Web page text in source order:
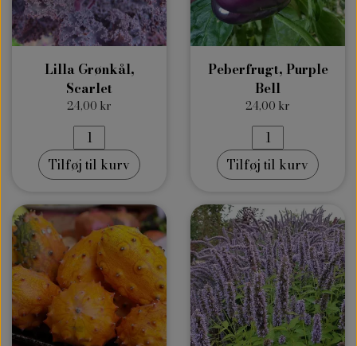
Lilla Grønkål,
Scarlet
24,00 kr
Tilføj til kurv
Peberfrugt, Purple
Bell
24,00 kr
Tilføj til kurv